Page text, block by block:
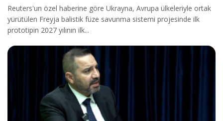
Reuters'un özel haberine göre Ukrayna, Avrupa ülkeleriyle ortak
yürütülen Freyja balistik füze savunma sistemi projesinde ilk
prototipin 2027 yılının ilk...